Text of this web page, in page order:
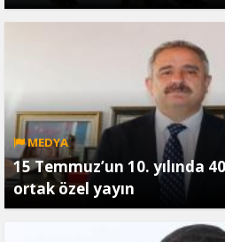
MEDYA
15 Temmuz’un 10. yılında
ortak özel yayın